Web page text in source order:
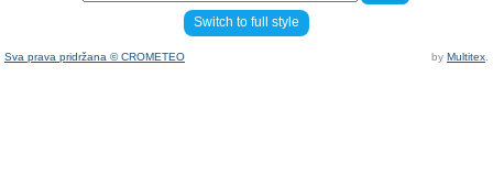
Switch to full style
Sva prava pridržana © CROMETEO by Multitex